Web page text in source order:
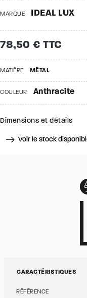
MARQUE IDEAL LUX
78,50 € TTC
MATIÈRE MÉTAL
COULEUR Anthracite
Dimensions et détails
Voir le stock
CARACTÉRISTIQUES
RÉFÉRENCE